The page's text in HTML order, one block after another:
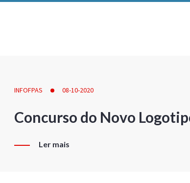
INFOFPAS 08-10-2020
Concurso do Novo
Ler mais